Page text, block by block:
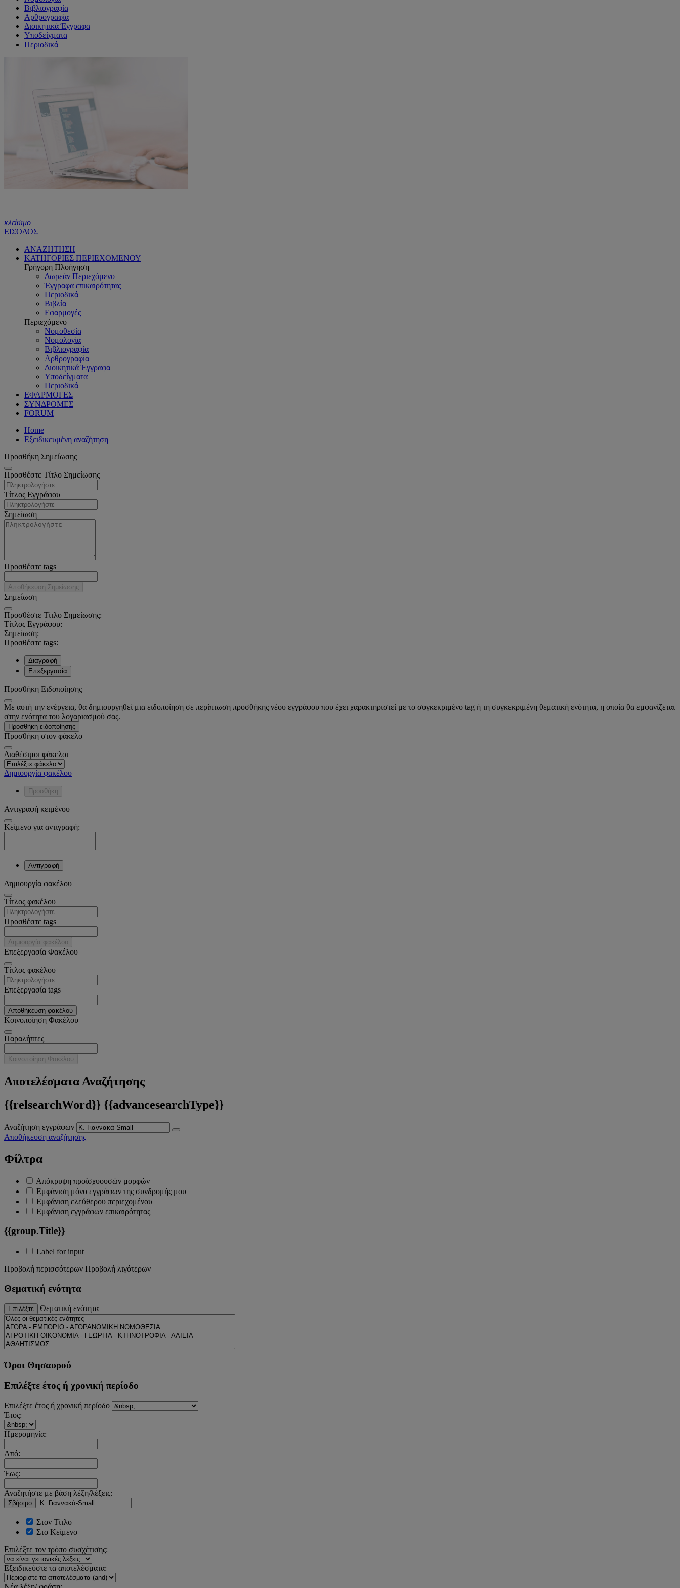
Βιβλιογραφία
Αρθρογραφία
Διοικητικά Έγγραφα
Υποδείγματα
Περιοδικά
κλείσιμο
ΕΙΣΟΔΟΣ
ΑΝΑΖΗΤΗΣΗ
ΚΑΤΗΓΟΡΙΕΣ ΠΕΡΙΕΧΟΜΕΝΟΥ
Γρήγορη Πλοήγηση
Δωρεάν Περιεχόμενο
Έγγραφα επικαιρότητας
Περιοδικά
Βιβλία
Εφαρμογές
Περιεχόμενο
Νομοθεσία
Νομολογία
Βιβλιογραφία
Αρθρογραφία
Διοικητικά Έγγραφα
Υποδείγματα
Περιοδικά
ΕΦΑΡΜΟΓΕΣ
ΣΥΝΔΡΟΜΕΣ
FORUM
Home
Εξειδικευμένη αναζήτηση
Προσθήκη Σημείωσης
Προσθέστε Τίτλο Σημείωσης
Τίτλος Εγγράφου
Σημείωση
Προσθέστε tags
Αποθήκευση Σημείωσης
Σημείωση
Προσθέστε Τίτλο Σημείωσης:
Τίτλος Εγγράφου:
Σημείωση:
Προσθέστε tags:
Διαγραφή
Επεξεργασία
Προσθήκη Ειδοποίησης
Με αυτή την ενέργεια, θα δημιουργηθεί μια ειδοποίηση σε περίπτωση προσθήκης νέου εγγράφου που έχει χαρακτηριστεί με το συγκεκριμένο tag ή τη συγκεκριμένη θεματική ενότητα, η οποία θα εμφανίζεται
στην ενότητα του λογαριασμού σας.
Προσθήκη ειδοποίησης
Προσθήκη στον φάκελο
Διαθέσιμοι φάκελοι
Δημιουργία φακέλου
Προσθήκη
Αντιγραφή κειμένου
Κείμενο για αντιγραφή:
Αντιγραφή
Δημιουργία φακέλου
Tίτλος φακέλου
Προσθέστε tags
Δημιουργία φακέλου
Επεξεργασία Φακέλου
Tίτλος φακέλου
Επεξεργασία tags
Αποθήκευση φακέλου
Κοινοποίηση Φακέλου
Παραλήπτες
Κοινοποίηση Φακέλου
Αποτελέσματα Αναζήτησης
{{relsearchWord}} {{advancesearchType}}
Αναζήτηση εγγράφων
Αποθήκευση αναζήτησης
Φίλτρα
Απόκρυψη προϊσχυουσών μορφών
Εμφάνιση μόνο εγγράφων της συνδρομής μου
Εμφάνιση ελεύθερου περιεχομένου
Εμφάνιση εγγράφων επικαιρότητας
{{group.Title}}
Label for input
Προβολή περισσότερων Προβολή λιγότερων
Θεματική ενότητα
Επιλέξτε Θεματική ενότητα
Όροι Θησαυρού
Επιλέξτε έτος ή χρονική περίοδο
Επιλέξτε έτος ή χρονική περίοδο
Έτος:
Ημερομηνία:
Από:
Έως:
Αναζητήστε με βάση λέξη/λέξεις:
Σβήσιμο
Στον Τίτλο
Στο Κείμενο
Επιλέξτε τον τρόπο συσχέτισης:
Εξειδικεύστε τα αποτελέσματα: